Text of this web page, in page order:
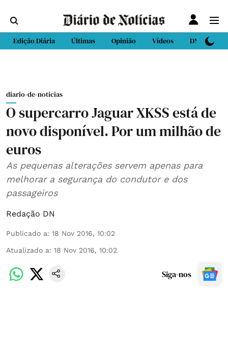
Edição Diária Últimas Opinião Vídeos DN Sport
diario-de-noticias
O supercarro Jaguar XKSS está de
novo disponível. Por um milhão de
euros
As pequenas alterações servem apenas para
melhorar a segurança do condutor e dos
passageiros
Redação DN
Publicado a: 18 Nov 2016, 10:02
Atualizado a: 18 Nov 2016, 10:02
Siga-nos